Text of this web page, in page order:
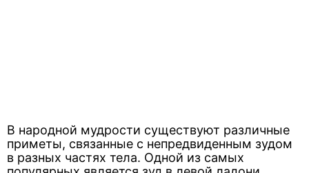
В народной мудрости существуют различные
приметы, связанные с непредвиденным зудом
в разных частях тела. Одной из самых